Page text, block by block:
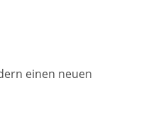
einen neuen